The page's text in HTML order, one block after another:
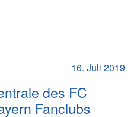
16. Juli 2019
des FC
Fanclubs